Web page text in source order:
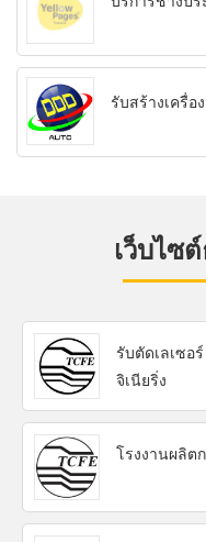
รับสร้างเครื่อ
เว็บไซ
รับตัดเลเซอ
จิเนียริ่ง
โรงงานผลิต